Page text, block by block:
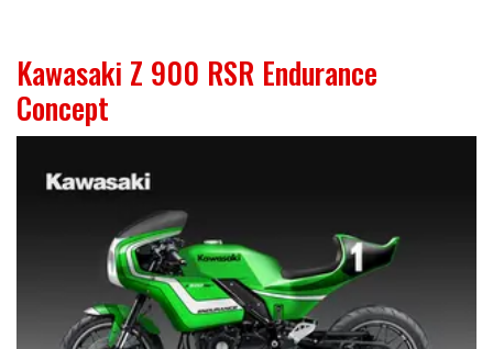
Kawasaki Z 900 RSR Endurance
Concept